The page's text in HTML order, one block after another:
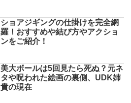
ショアジギングの仕掛けを完全網
羅！おすすめや結び方やアクショ
ンをご紹介！
美大ボールは5回見たら死ぬ？元ネ
タや呪われた絵画の裏側、UDK姉
貴の現在